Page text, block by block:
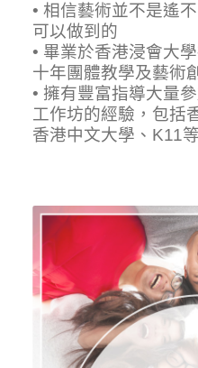
• 相信藝術並不是遙
可以做到的
• 畢業於香港浸會大
十年團體教學及藝術
• 擁有豐富指導大量
工作坊的經驗，包括
香港中文大學、K11等